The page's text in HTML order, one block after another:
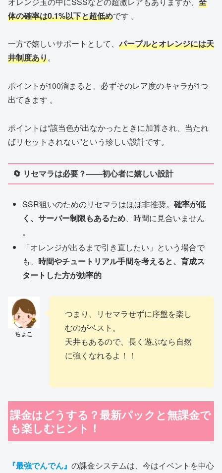
体の確率は0.1%以下と超低めです 。
一方で嬉しいサポートとして、 パープルとオレンジには天
井制度あり。
ポイントが100溜まると、必ずそのレア度のキャラが1つ
出てきます 。
ポイントは“該当色が出なかったときに加算され、当たれ
ばリセットされない”という珍しい設計です。
🔄 リセマラは必要？――初心者に嬉しい設計
SSR狙いのためのリセマラはほぼ非推奨。確率が低
く、サーバー制限もあるため、時間に見合いません
。
「オレンジが出るまで引き直したい」という場合で
も、 時間やチュートリアル手間を考えると、育成ス
タートした方が効率的
つまり、リセマラせずに序盤を楽し
むのがベスト。
天井もあるので、長く遊ぶなら自然
に強くなれるよ！！
課金はどうする？最新パックと無課金で
も楽しむヒント！
『最強でんでん』 の課金システムは、今はイベントを中心